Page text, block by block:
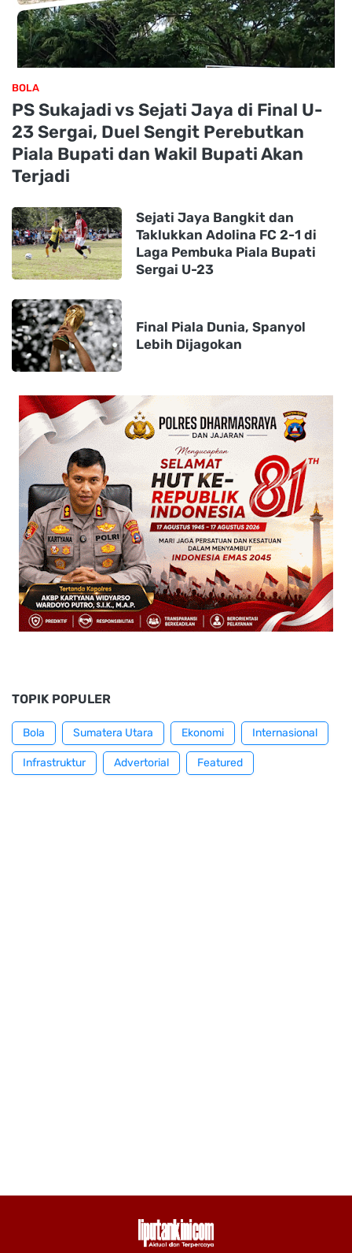
BOLA
PS Sukajadi vs Sejati Jaya di Final U-
23 Sergai, Duel Sengit Perebutkan
Piala Bupati dan Wakil Bupati Akan
Terjadi
Sejati Jaya Bangkit dan
Taklukkan Adolina FC 2-1 di
Laga Pembuka Piala Bupati
Sergai U-23
Final Piala Dunia, Spanyol
Lebih Dijagokan
TOPIK POPULER
Bola Sumatera Utara Ekonomi Internasional
Infrastruktur Advertorial Featured